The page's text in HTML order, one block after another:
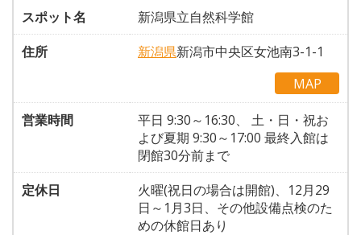
スポット名
新潟県立自然科学館
住所
新潟県新潟市中央区女池南3-1-1
MAP
営業時間
平日 9:30～16:30、 土・日・祝お
よび夏期 9:30～17:00 最終入館は
閉館30分前まで
定休日
火曜(祝日の場合は開館)、12月29
日～1月3日、その他設備点検のた
めの休館日あり